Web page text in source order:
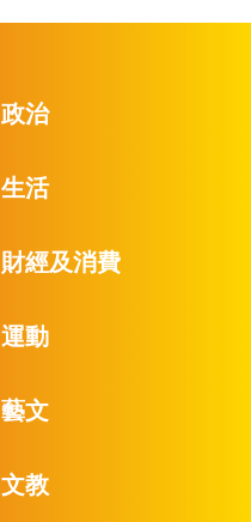
政治
生活
財經及消費
運動
藝文
文教